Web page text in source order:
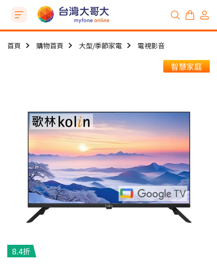
首頁 購物首頁 大型/季節家電 電視影音
智慧家庭
8.4折